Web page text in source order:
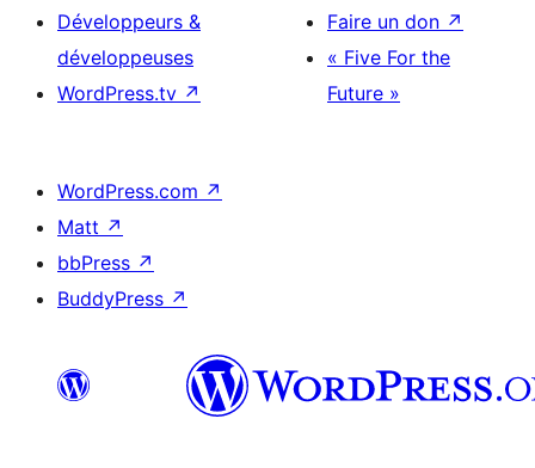
Développeurs &
développeuses
WordPress.tv ↗
Faire un don ↗
« Five For the
Future »
WordPress.com ↗
Matt ↗
bbPress ↗
BuddyPress ↗